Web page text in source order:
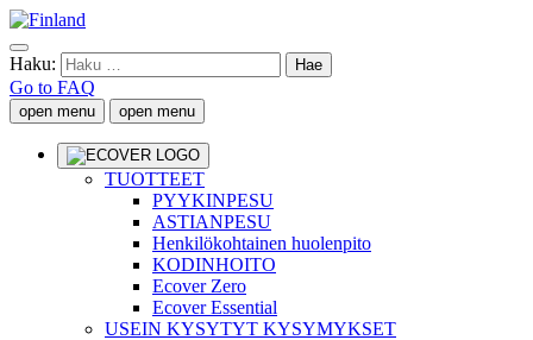
Haku:
Go to FAQ
open menu open menu
TUOTTEET
PYYKINPESU
ASTIANPESU
Henkilökohtainen huolenpito
KODINHOITO
Ecover Zero
Ecover Essential
USEIN KYSYTYT KYSYMYKSET